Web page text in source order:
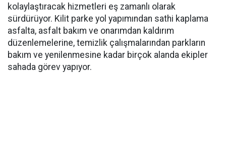
kolaylaştıracak hizmetleri eş zamanlı olarak
sürdürüyor. Kilit parke yol yapımından sathi kaplama
asfalta, asfalt bakım ve onarımdan kaldırım
düzenlemelerine, temizlik çalışmalarından parkların
bakım ve yenilenmesine kadar birçok alanda ekipler
sahada görev yapıyor.